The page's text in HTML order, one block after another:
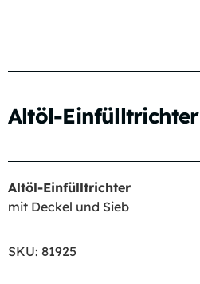
Altöl-Einfülltrichter
Altöl-Einfülltrichter
mit Deckel und Sieb
SKU: 81925